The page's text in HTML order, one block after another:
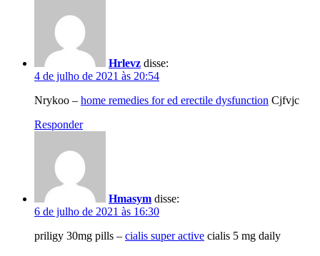
Hrlevz disse:
4 de julho de 2021 às 20:54
Nrykoo – home remedies for ed erectile dysfunction Cjfvjc
Responder
Hmasym disse:
6 de julho de 2021 às 16:30
priligy 30mg pills – cialis super active cialis 5 mg daily